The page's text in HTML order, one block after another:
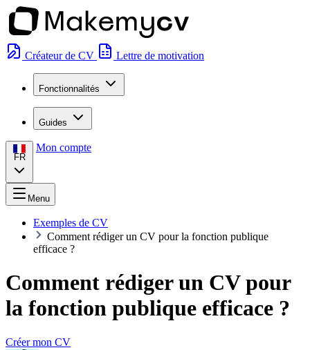
Créateur de CV Lettre de motivation
Fonctionnalités
Guides
FR
Mon compte
Menu
Exemples de CV
Comment rédiger un CV pour la fonction publique
efficace ?
Comment rédiger un CV pour
la fonction publique efficace ?
Créer mon CV